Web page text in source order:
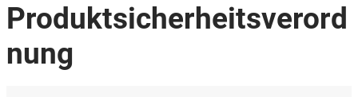
Produktsicherheitsverord
nung